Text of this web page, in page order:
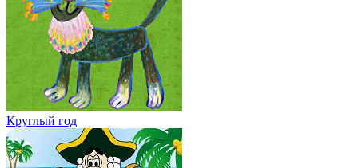
Круглый год